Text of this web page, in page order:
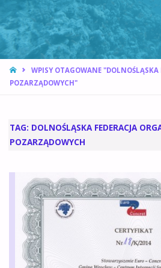
STRONA
GŁÓWNA
WPISY OTAGOWANE "DOLNOŚLĄSKA
POZARZĄDOWYCH"
TAG: DOLNOŚLĄSKA FEDERACJA
POZARZĄDOWYCH